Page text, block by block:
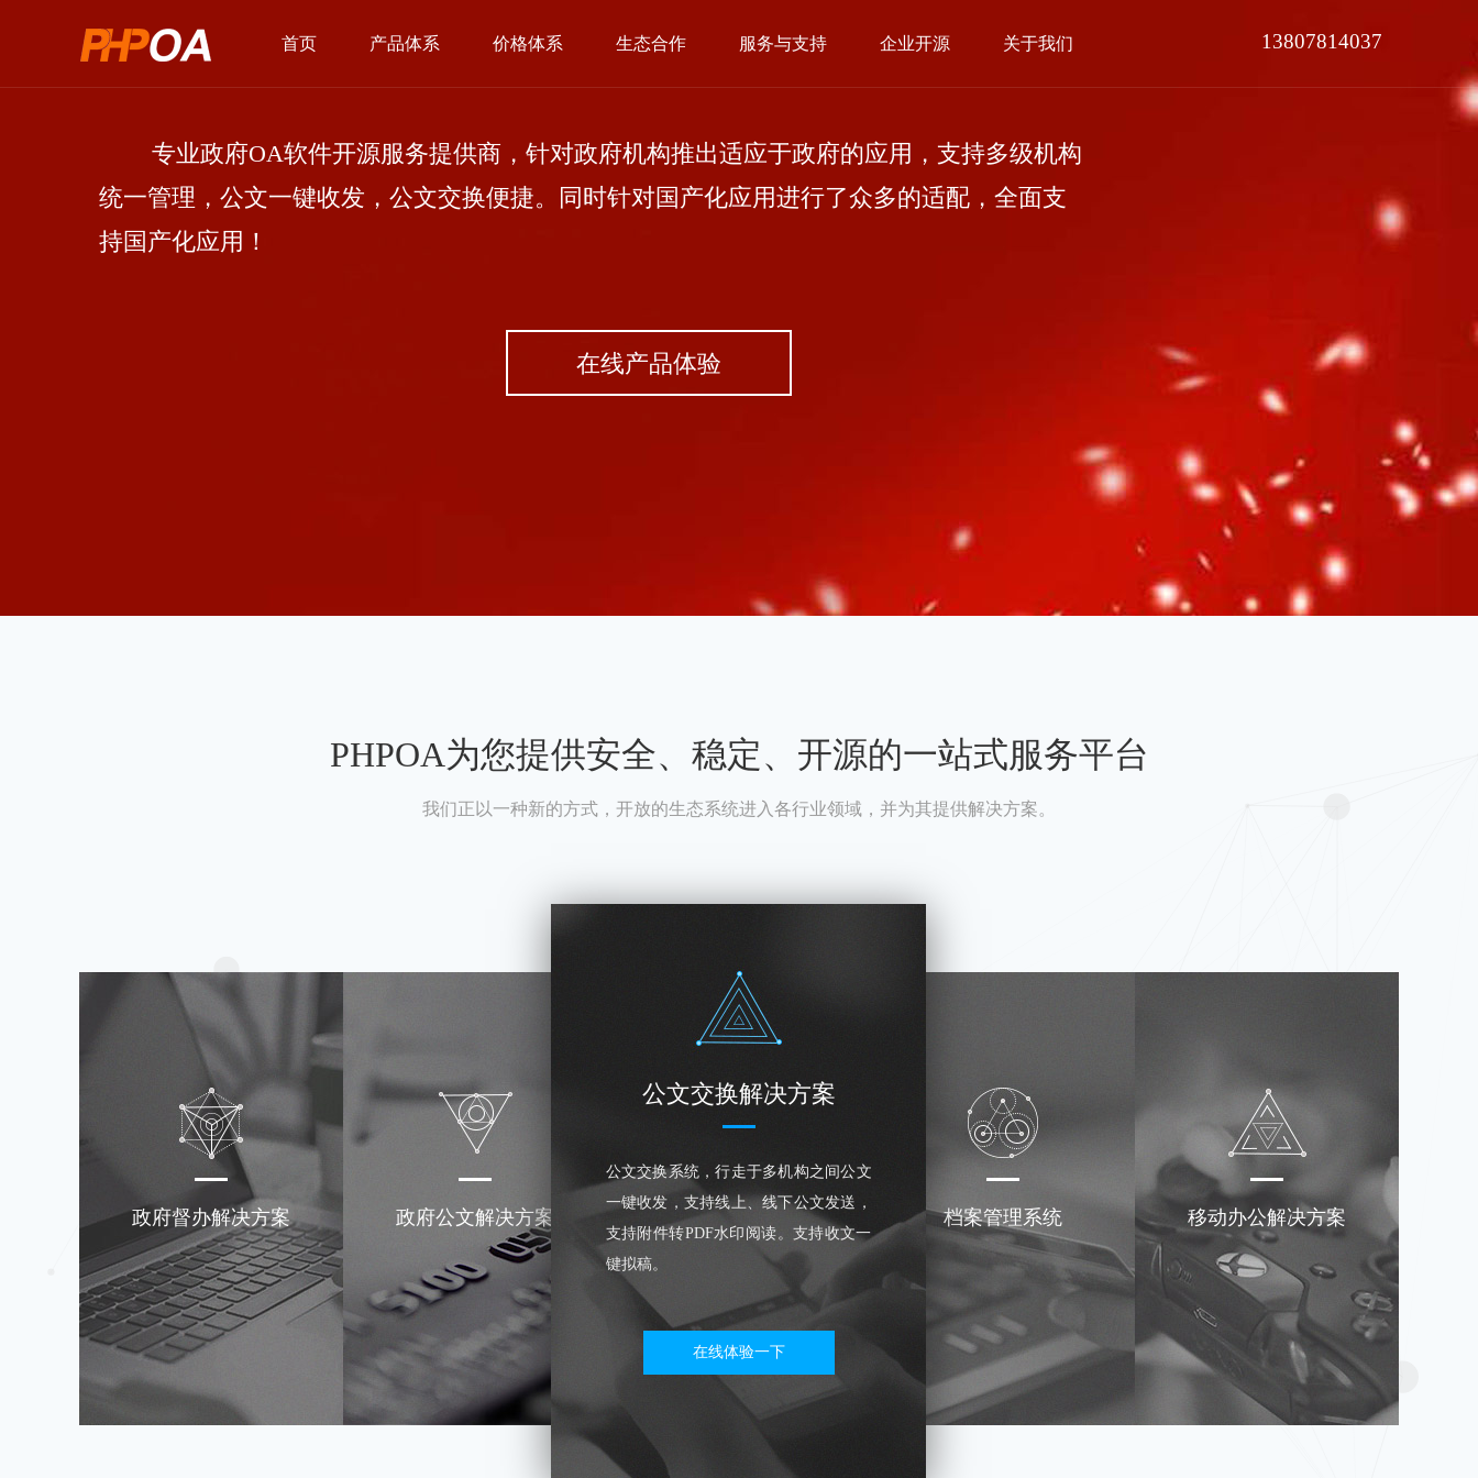
首页 产品体系 价格体系 生态合作 服务与支持 企业开源 关于我们 13807814037
专业政府OA软件开源服务提供商，针对政府机构推出适应于政府的应用，支持多级机构
统一管理，公文一键收发，公文交换便捷。同时针对国产化应用进行了众多的适配，全面支
持国产化应用！
在线产品体验
PHPOA为您提供安全、稳定、开源的一站式服务平台
我们正以一种新的方式，开放的生态系统进入各行业领域，并为其提供解决方案。
政府督办解决方案 政府公文解决方案
公文交换解决方案
公文交换系统，行走于多机构之间公文
一键收发，支持线上、线下公文发送，
支持附件转PDF水印阅读。支持收文一
键拟稿。
在线体验一下
档案管理系统 移动办公解决方案